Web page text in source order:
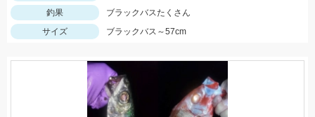
釣果
ブラックバスたくさん
サイズ
ブラックバス～57cm